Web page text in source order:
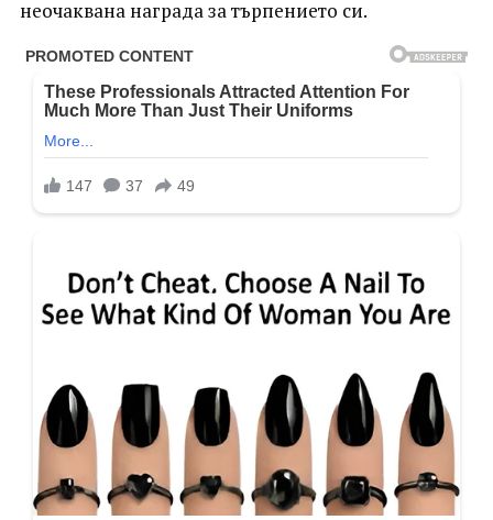
неочаквана награда за търпението си.